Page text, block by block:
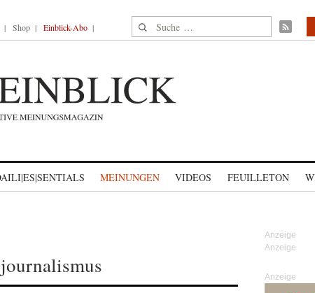
Shop Einblick-Abo Suche nach:
MEINUNGEN VIDEOS FEUILLETON
Anzeige